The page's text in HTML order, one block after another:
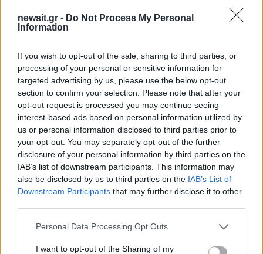
newsit.gr - Do Not Process My Personal
Information
If you wish to opt-out of the sale, sharing to third parties, or
processing of your personal or sensitive information for
targeted advertising by us, please use the below opt-out
section to confirm your selection. Please note that after your
opt-out request is processed you may continue seeing
interest-based ads based on personal information utilized by
us or personal information disclosed to third parties prior to
your opt-out. You may separately opt-out of the further
disclosure of your personal information by third parties on the
IAB’s list of downstream participants. This information may
also be disclosed by us to third parties on the IAB’s List of
Downstream Participants that may further disclose it to other
Please note that this website/app uses one or more Google
not limited to your visit or usage behaviour. You may click to
Personal Data Processing Opt Outs
I want to opt-out of the Sharing of my
Ο 50χρονος αστυνομικός και η 45χρονη σύζυγός του
Μίαδεύτερη κλήσηκαι πάλι στο κέντρο άμεσης
δράσης, για έναν άνδρα που βρίσκονταν χωρίς
τις αισθήσεις του μέσα σε αυτοκίνητό του,
κινητοποίησε τις αρχές στον λόφο πίσω από το